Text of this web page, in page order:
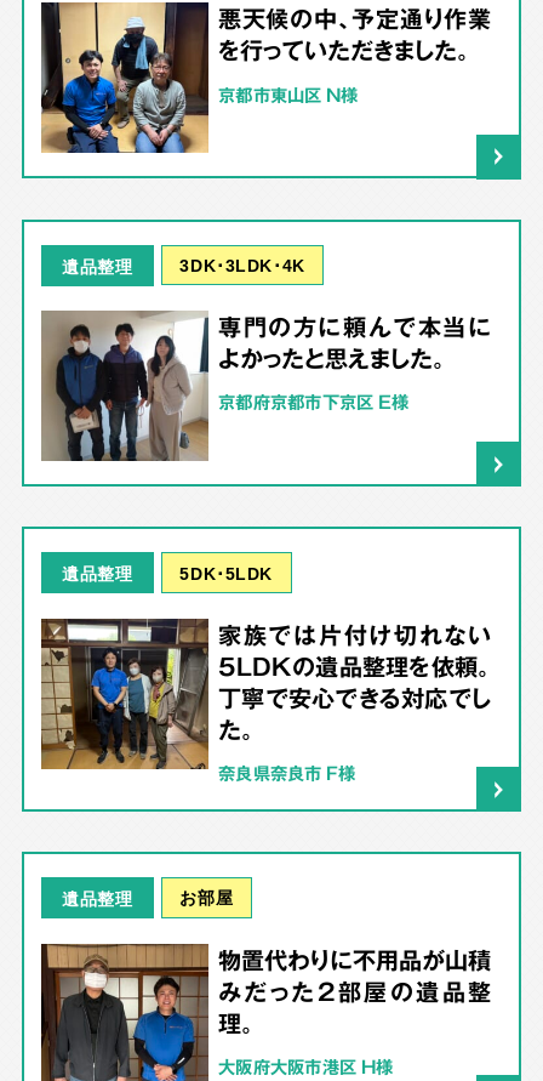
悪天候の中、予定通り作業
を行っていただきました。
京都市東山区 N様
遺品整理 3DK･3LDK･4K
専門の方に頼んで本当に
よかったと思えました。
京都府京都市下京区 E様
遺品整理 5DK･5LDK
家族では片付け切れない
5LDKの遺品整理を依頼。
丁寧で安心できる対応でし
た。
奈良県奈良市 F様
遺品整理 お部屋
物置代わりに不用品が山積
みだった2部屋の遺品整
理。
大阪府大阪市港区 H様